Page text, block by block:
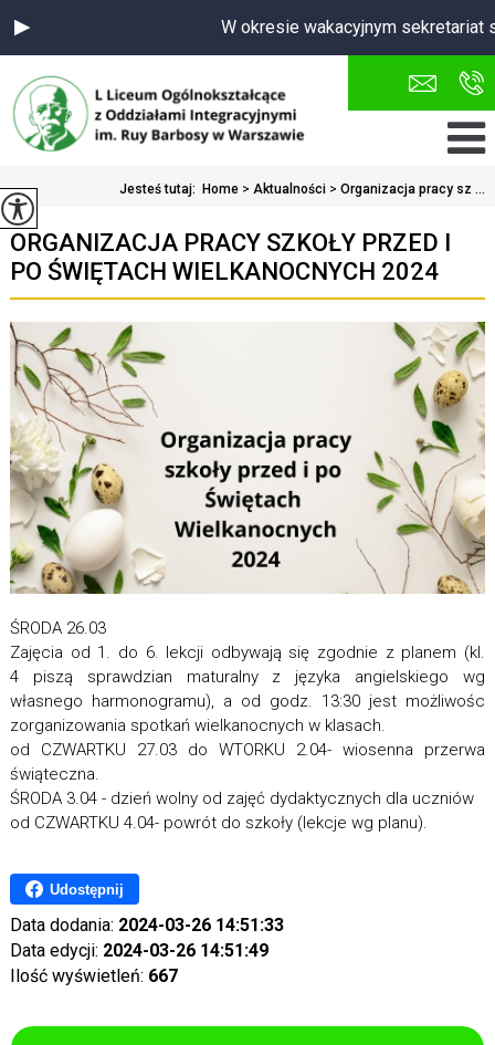
W okresie wakacyjnym sekretariat
Jesteś tutaj: Home > Aktualności > Organizacja pracy sz ...
ORGANIZACJA PRACY SZKOŁY PRZED I
PO ŚWIĘTACH WIELKANOCNYCH 2024
ŚRODA 26.03
Zajęcia od 1. do 6. lekcji odbywają się zgodnie z planem (kl.
4 piszą sprawdzian maturalny z języka angielskiego wg
własnego harmonogramu), a od godz. 13:30 jest możliwośc
zorganizowania spotkań wielkanocnych w klasach.
od CZWARTKU 27.03 do WTORKU 2.04- wiosenna przerwa
świąteczna.
ŚRODA 3.04 - dzień wolny od zajęć dydaktycznych dla uczniów
od CZWARTKU 4.04- powrót do szkoły (lekcje wg planu).
Udostępnij
Data dodania: 2024-03-26 14:51:33
Data edycji: 2024-03-26 14:51:49
Ilość wyświetleń: 667